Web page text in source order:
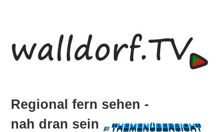
Regional
sehen
Regional fern sehen -
nah dran sein
←THEMENÜBERSICHT